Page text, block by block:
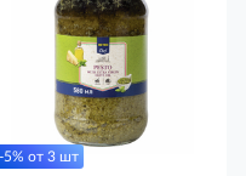
-5% от 3 шт